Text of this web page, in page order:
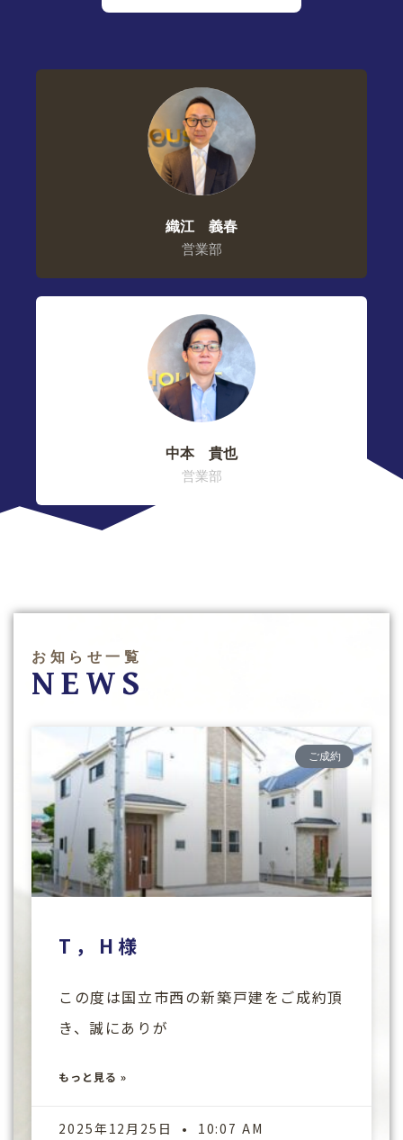
織江 義春
営業部
中本 貴也
営業部
お知らせ一覧
NEWS
ご成約
T，H様
この度は国立市西の新築戸建をご成約頂
き、誠にありが
もっと見る »
2025年12月25日 10:07 AM